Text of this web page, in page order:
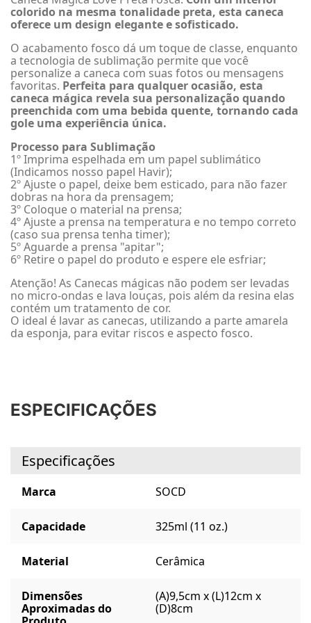
colorido na mesma tonalidade preta, esta caneca
oferece um design elegante e sofisticado.
O acabamento fosco dá um toque de classe, enquanto
a tecnologia de sublimação permite que você
personalize a caneca com suas fotos ou mensagens
favoritas. Perfeita para qualquer ocasião, esta
caneca mágica revela sua personalização quando
preenchida com uma bebida quente, tornando cada
gole uma experiência única.
Processo para Sublimação
1º Imprima espelhada em um papel sublimático
(Indicamos nosso papel Havir);
2º Ajuste o papel, deixe bem esticado, para não fazer
dobras na hora da prensagem;
3º Coloque o material na prensa;
4º Ajuste a prensa na temperatura e no tempo correto
(caso sua prensa tenha timer);
5º Aguarde a prensa "apitar";
6º Retire o papel do produto e espere ele esfriar;
Atenção! As Canecas mágicas não podem ser levadas
no micro-ondas e lava louças, pois além da resina elas
contém um tratamento de cor.
O ideal é lavar as canecas, utilizando a parte amarela
da esponja, para evitar riscos e aspecto fosco.
ESPECIFICAÇÕES
Especificações
Marca SOCD
Capacidade 325ml (11 oz.)
Material Cerâmica
Dimensões
Aproximadas do
(A)9,5cm x (L)12cm x
(D)8cm